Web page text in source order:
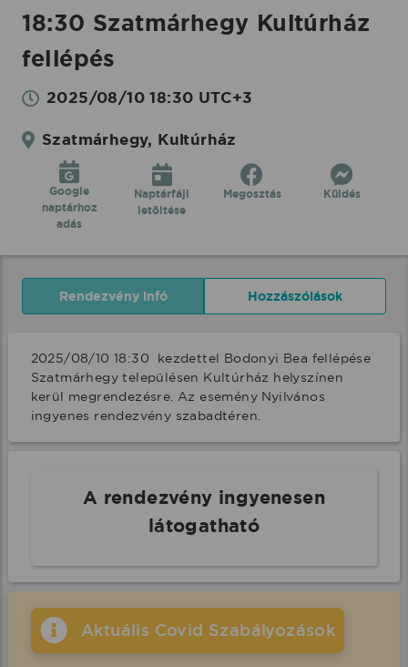
18:30 Szatmárhegy Kultúrház
fellépés
2025/08/10 18:30 UTC+3
Szatmárhegy, Kultúrház
Google
naptárhoz
adás
Naptárfájl
letöltése
Megosztás Küldés
Rendezvény infó Hozzászólások
2025/08/10 18:30  kezdettel Bodonyi Bea fellépése
Szatmárhegy településen Kultúrház helyszínen
kerül megrendezésre. Az esemény Nyilvános
ingyenes rendezvény szabadtéren.
A rendezvény ingyenesen
látogatható
Aktuális Covid Szabályozások